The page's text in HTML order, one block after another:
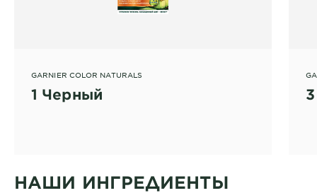
GARNIER COLOR NATURALS
1 Черный
НАШИ ИНГРЕДИЕНТЫ